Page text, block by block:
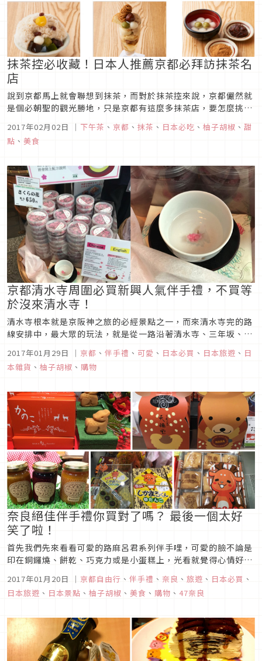
抹茶控必收藏！日本人推薦京都必拜訪抹茶名
店
說到京都馬上就會聯想到抹茶，而對於抹茶控來說，京都儼然就
是個必朝聖的觀光勝地，只是京都有這麼多抹茶店，要怎麼挑、
怎麼吃才對?接下來柚子胡椒就要來分享幾間日本人推薦必拜訪
的抹茶店給大家。
2017年02月02日 ｜ 下午茶 、 京都 、 抹茶 、 日本必吃 、 柚子胡椒 、 甜
點 、 美食
京都清水寺周圍必買新興人氣伴手禮，不買等
於沒來清水寺！
清水寺根本就是京阪神之旅的必經景點之一，而來清水寺完的路
線安排中，最大眾的玩法，就是從一路沿著清水寺、三年坂、二
算是個入門套裝行程，今天柚子胡椒就要介紹這個入門行程中必
定會經過的幾間最近興起的必買伴手禮。
2017年01月29日 ｜ 京都 、 伴手禮 、 可愛 、 日本必買 、 日本旅遊 、 日
本雜貨 、 柚子胡椒 、 購物
奈良絕佳伴手禮你買對了嗎？ 最後一個太好
笑了啦！
首先我們先來看看可愛的路麻呂君系列伴手哩，可愛的臉不論是
印在銅鑼燒、餅乾、巧克力或是小蛋糕上，光看就覺得心情好
回去送人也不用擔心荷包失血。
2017年01月20日 ｜ 京都自由行 、 伴手禮 、 奈良 、 旅遊 、 日本必買 、
日本旅遊 、 日本景點 、 柚子胡椒 、 美食 、 購物 、 47奈良